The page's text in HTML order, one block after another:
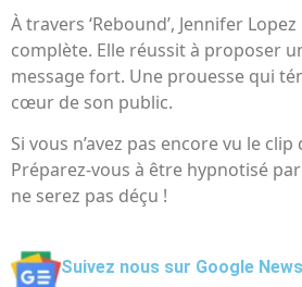
À travers ‘Rebound’, Jennifer
complète. Elle réussit à proposer
message fort. Une prouesse qui
cœur de son public.
Si vous n’avez pas encore vu le
Préparez-vous à être hypnotisé
ne serez pas déçu !
Suivez nous sur Google News